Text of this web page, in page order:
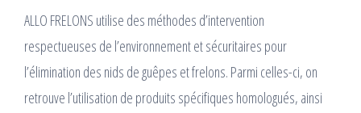
ALLO FRELONS utilise des méthodes d’intervention
respectueuses de l’environnement et sécuritaires pour
l’élimination des nids de guêpes et frelons. Parmi celles-ci, on
retrouve l’utilisation de produits spécifiques homologués, ainsi